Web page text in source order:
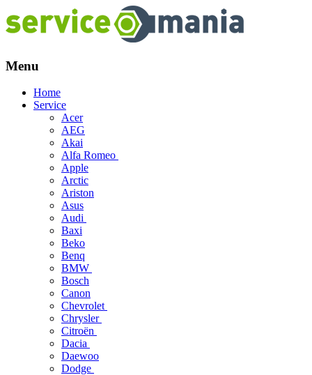
Menu
Skip
Home
Service
Acer
AEG
Akai
Alfa Romeo
Apple
Arctic
Ariston
Asus
Audi
Baxi
Beko
Benq
BMW
Bosch
Canon
Chevrolet
Chrysler
Citroën
Dacia
Daewoo
Dodge